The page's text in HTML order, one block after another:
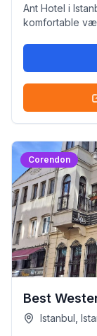
Ant Hotel i
komfortable
Corendon
Best
Istanbul,